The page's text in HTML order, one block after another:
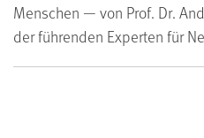
Menschen — von Prof. Dr.
der führenden Experten für